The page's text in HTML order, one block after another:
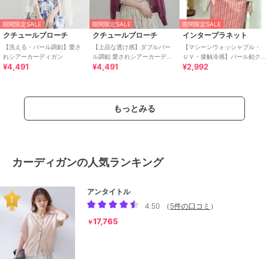
期間限定SALE
クチュールブローチ
【洗える・パール調釦】愛さ
れシアーカーディガン
¥4,491
期間限定SALE
クチュールブローチ
【上品な透け感】ダブルパー
ル調釦 愛されシアーカーディ
ガン
¥4,491
期間限定SALE
インタープラネット
【マシーンウォッシャブル・
ＵＶ・接触冷感】パール釦ク
ルーカーディガン
¥2,992
もっとみる
カーディガンの人気ランキング
アンタイトル
4.50
（ 5件の口コミ ）
￥17,765